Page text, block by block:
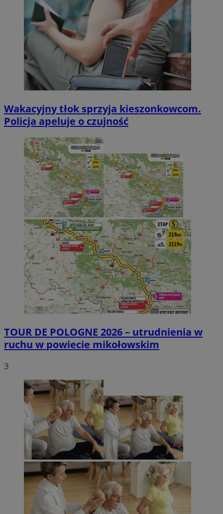
Wakacyjny tłok sprzyja kieszonkowcom.
Policja apeluje o czujność
TOUR DE POLOGNE 2026 – utrudnienia w
ruchu w powiecie mikołowskim
3